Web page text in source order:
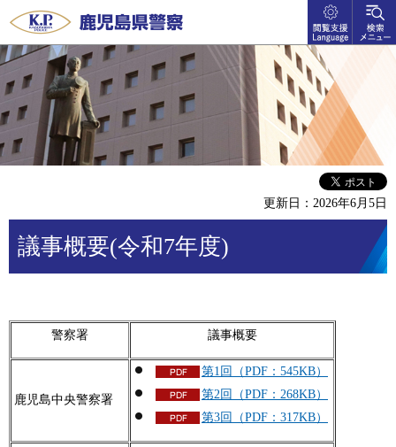
鹿児島県警察
閲覧支
援
language
検索メ
ニュー
更新日：2026年6月5日
議事概要(令和7年度)
警察署 議事概要
鹿児島中央警察署
第1回（PDF：545KB）
第2回（PDF：268KB）
第3回（PDF：317KB）